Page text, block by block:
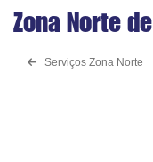
Zona Norte de
Serviços Zona Norte